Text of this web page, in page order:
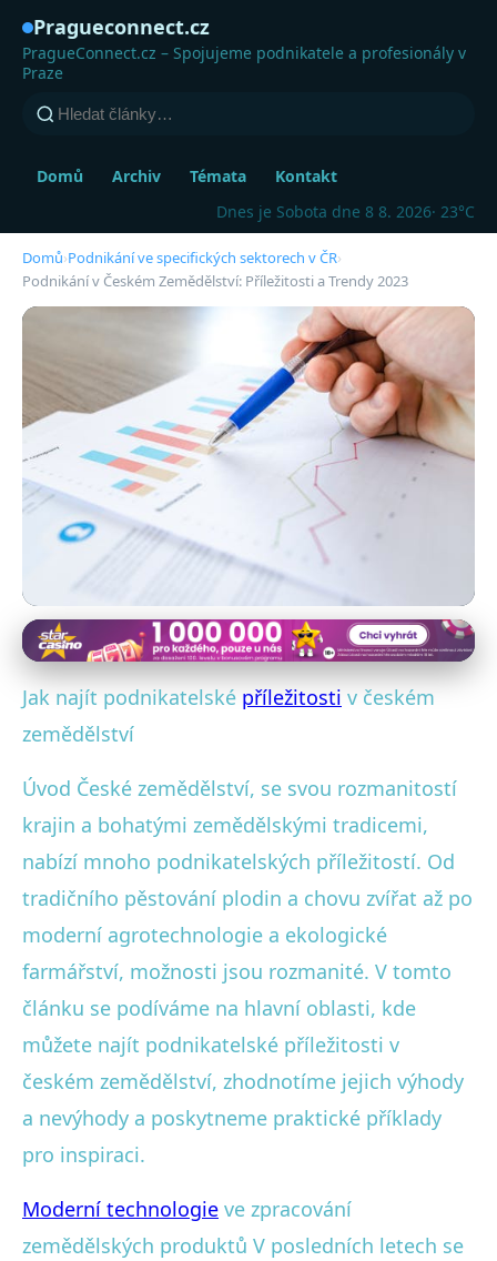
Pragueconnect.cz
PragueConnect.cz – Spojujeme podnikatele a profesionály v
Praze
Domů Archiv Témata
Kontakt
Dnes je Sobota dne 8 8. 2026· 23°C
Domů›Podnikání ve specifických sektorech v ČR›
Podnikání v Českém Zemědělství: Příležitosti a Trendy 2023
Podnikání ve specifických sektorech v ČR
Podnikání v Českém
Zemědělství: Příležitosti a
Trendy 2023
16. 9. 2025· 4 min čtení · Autor: Lukáš Procházka
Jak najít podnikatelské příležitosti v českém
zemědělství
Úvod České zemědělství, se svou rozmanitostí
krajin a bohatými zemědělskými tradicemi,
nabízí mnoho podnikatelských příležitostí. Od
tradičního pěstování plodin a chovu zvířat až po
moderní agrotechnologie a ekologické
farmářství, možnosti jsou rozmanité. V tomto
článku se podíváme na hlavní oblasti, kde
můžete najít podnikatelské příležitosti v
českém zemědělství, zhodnotíme jejich výhody
a nevýhody a poskytneme praktické příklady
pro inspiraci.
Moderní technologie ve zpracování
zemědělských produktů V posledních letech se